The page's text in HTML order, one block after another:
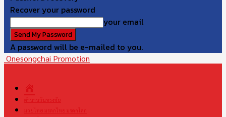
Recover your password
your email
A password will be e-mailed to you.
Onesongchai Promotion
ตำนานวันทรงชัย
มวยไทย มรดกไทย มรดกโลก